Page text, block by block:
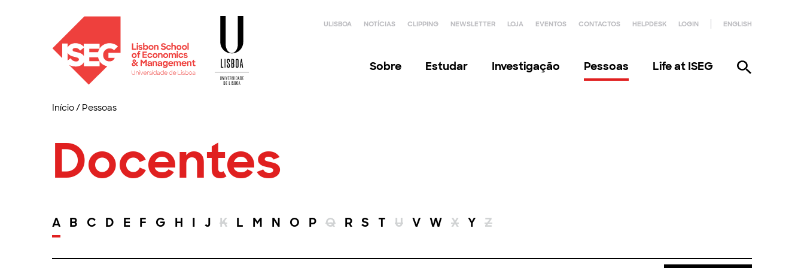
ULISBOA NOTÍCIAS CLIPPING NEWSLETTER LOJA EVENTOS CONTACTOS HELPDESK LOGIN ENGLISH
Sobre Estudar Investigação Pessoas Life at ISEG
Início/ Pessoas
Docentes
A B C D E F G H I J K L M N O P Q R S T U V W X Y Z